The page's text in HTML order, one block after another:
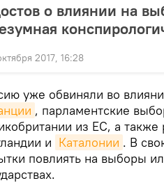
о влиянии на
2017, 16:28
уже обвиняли во
, парламентские
из ЕС, а
и Каталонии . В
повлиять на выборы